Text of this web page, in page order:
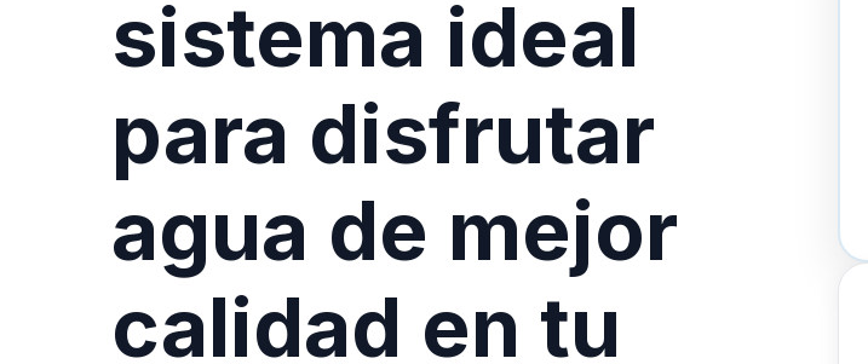
sistema ideal
para disfrutar
agua de mejor
calidad en tu